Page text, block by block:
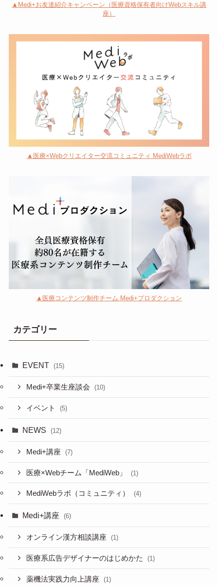
▲Medi+お友達紹介キャンペーン（医療資格保有者向けWebスキル講
座）
▲医療×Webクリエイター交流コミュニティ MediWebラボ
▲医療コンテンツ制作チーム Medi+プロダクション
カテゴリー
EVENT (15)
Medi+卒業生座談会 (10)
イベント (5)
NEWS (12)
Medi+講座 (7)
医療×Webチーム「MediWeb」 (1)
MediWebラボ（コミュニティ） (4)
Medi+講座 (6)
オンライン漢方相談講座 (1)
医療系広告デザイナーのはじめかた (1)
薬機法実践力向上講座 (1)